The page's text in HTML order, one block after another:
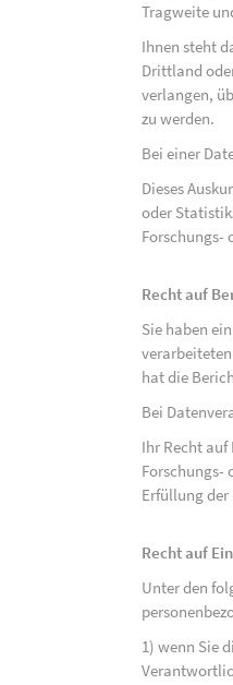
Tragweite
Ihnen steht
Drittland
verlangen,
zu werden.
Bei einer
Dieses
oder
Forschungs-
Recht auf
Sie haben
hat die
Bei
Ihr Recht
Forschungs-
Erfüllung
Recht auf
Unter den
1) wenn Sie